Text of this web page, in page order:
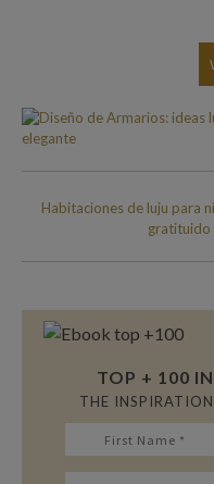
Habitaciones de luju para
gratituido
TOP + 100
THE